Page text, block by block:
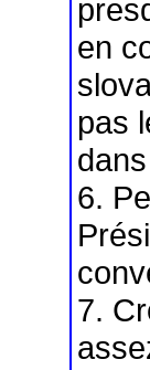
en
pas
6.
7.